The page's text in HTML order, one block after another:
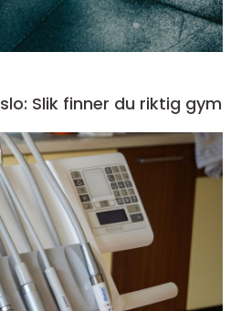
Slik finner du riktig gym